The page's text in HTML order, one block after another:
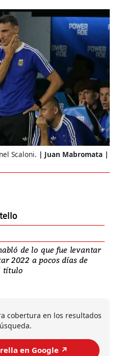
Scaloni.
Juan Mabromata |
de lo que fue levantar
2022 a pocos días de
título
cobertura en los resultados
en Google ↗️